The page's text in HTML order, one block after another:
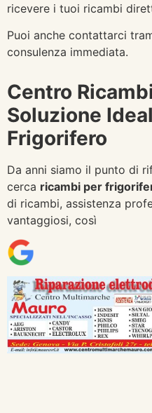
ricevere i tuoi ricambi
Puoi anche contattarci
consulenza immediata.
Centro
Soluzione
Frigorifero
Da anni siamo il punto di
cerca ricambi per
di ricambi, assistenza
vantaggiosi, così